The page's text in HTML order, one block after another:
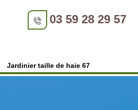
03 59 28 29 57
Jardinier taille de haie 67